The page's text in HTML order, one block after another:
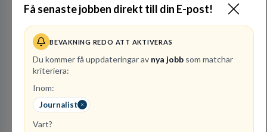
Få senaste jobben direkt till din E-post!
BEVAKNING REDO ATT AKTIVERAS
Du kommer få uppdateringar av nya jobb som matchar
kriteriera:
Inom:
Journalist
Vart?
finansieringsfrågor.
Besök profil